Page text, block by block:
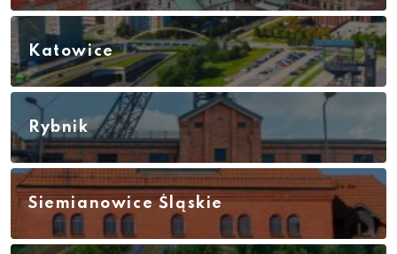
Katowice
Rybnik
Siemianowice Śląskie